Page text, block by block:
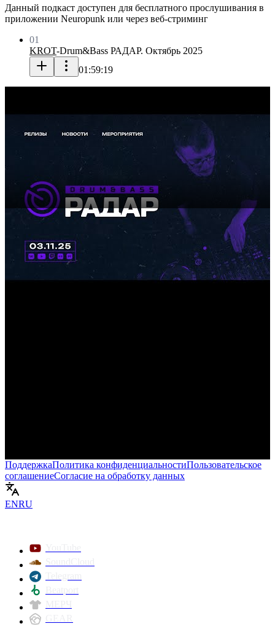
Данный подкаст доступен для бесплатного прослушивания в
приложении Neuropunk или через веб-стриминг
01
KROT-Drum&Bass РАДАР. Октябрь 2025
01:59:19
ПоддержкаПолитика конфиденциальностиПользовательское
соглашениеСогласие на обработку данных
ENRU